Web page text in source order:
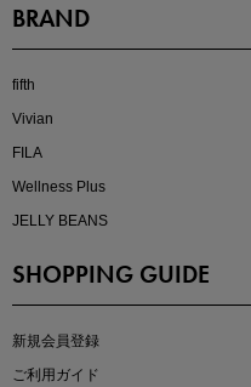
近日販売のアイテムを先見せ
BRAND
fifth
Vivian
FILA
Wellness Plus
JELLY BEANS
SHOPPING GUIDE
新規会員登録
ご利用ガイド